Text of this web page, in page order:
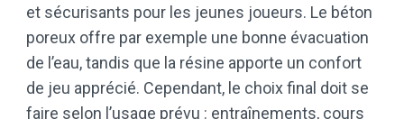
et sécurisants pour les jeunes joueurs. Le béton
poreux offre par exemple une bonne évacuation
de l’eau, tandis que la résine apporte un confort
de jeu apprécié. Cependant, le choix final doit se
faire selon l’usage prévu : entraînements, cours